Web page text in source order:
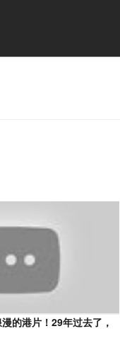
的港片！29年过去了，